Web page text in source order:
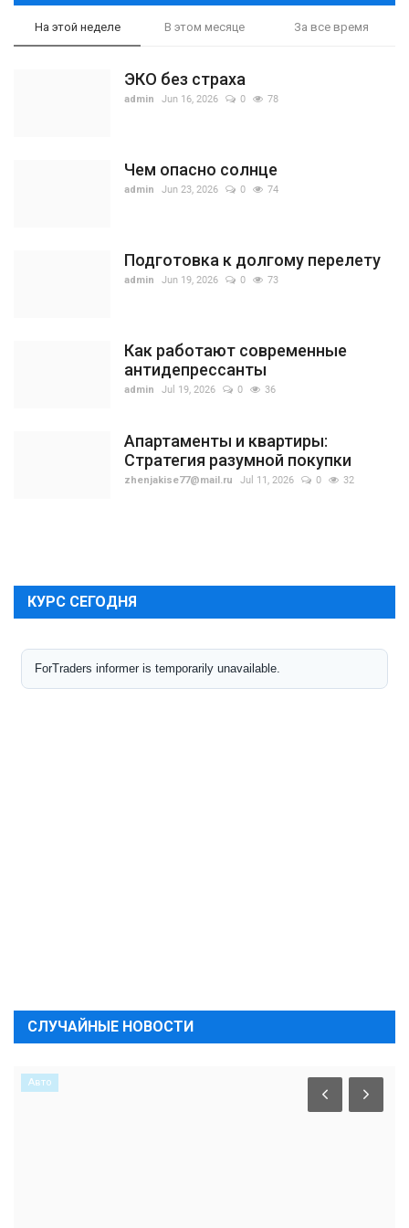
На этой неделе В этом месяце За все время
ЭКО без страха
admin Jun 16, 2026 0 78
Чем опасно солнце
admin Jun 23, 2026 0 74
Подготовка к долгому перелету
admin Jun 19, 2026 0 73
Как работают современные
антидепрессанты
admin Jul 19, 2026 0 36
Апартаменты и квартиры:
Стратегия разумной покупки
zhenjakise77@mail.ru Jul 11, 2026 0 32
КУРС СЕГОДНЯ
СЛУЧАЙНЫЕ НОВОСТИ
Авто